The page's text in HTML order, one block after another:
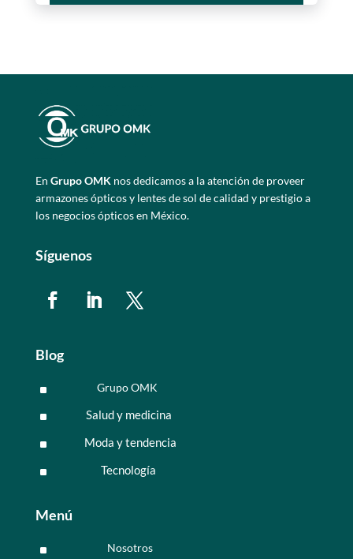
En Grupo OMKnos dedicamos a la atención de proveer
armazones ópticos y lentes de sol de calidad y prestigio a
los negocios ópticos en México.
Síguenos
Blog
^ Grupo OMK
^ Salud y medicina
^ Moda y tendencia
^ Tecnología
Menú
^ Nosotros